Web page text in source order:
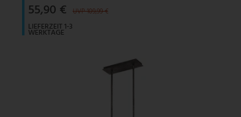
55,90 € UVP 109,99 €
LIEFERZEIT 1-3
WERKTAGE